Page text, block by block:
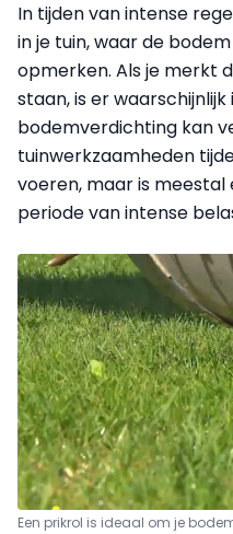
In tijden van intense
in je tuin, waar de
opmerken. Als je merkt
staan, is er
bodemverdichting kan
tuinwerkzaamheden
voeren, maar is meestal
periode van intense
Een prikrol is ideaal om je